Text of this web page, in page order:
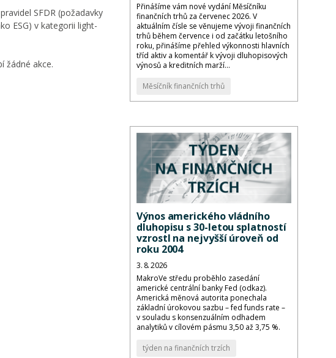
SFDR (požadavky
ESG) v kategorii light-
žádné akce.
Přinášíme vám nové vydání Měsíčníku
finančních trhů za červenec 2026. V
aktuálním čísle se věnujeme vývoji finančních
trhů během července i od začátku letošního
roku, přinášíme přehled výkonnosti hlavních
tříd aktiv a komentář k vývoji dluhopisových
výnosů a kreditních marží...
Měsíčník finančních trhů
Výnos amerického vládního
dluhopisu s 30-letou splatností
vzrostl na nejvyšší úroveň od
roku 2004
3. 8. 2026
MakroVe středu proběhlo zasedání
americké centrální banky Fed (odkaz).
Americká měnová autorita ponechala
základní úrokovou sazbu – fed funds rate –
v souladu s konsenzuálním odhadem
analytiků v cílovém pásmu 3,50 až 3,75 %.
týden na finančních trzích